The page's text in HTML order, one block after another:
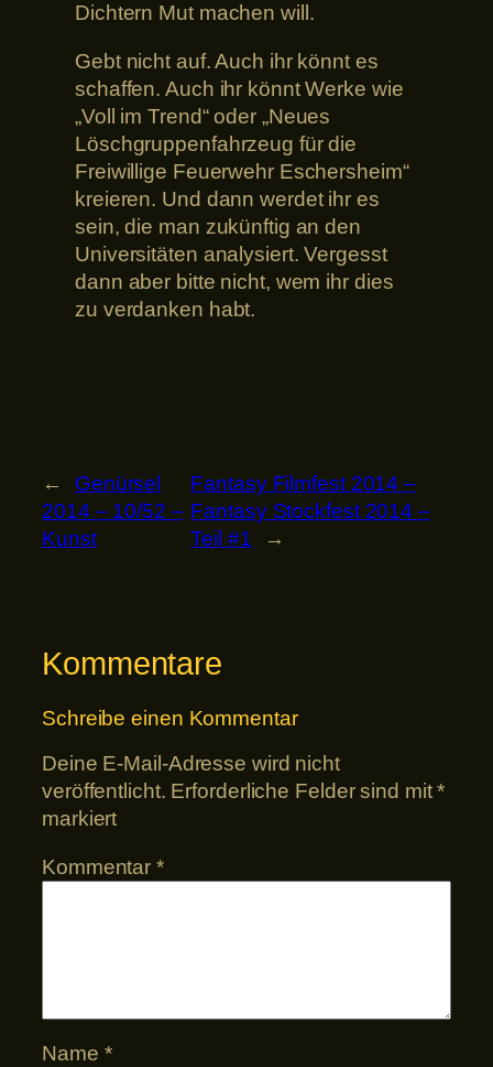
Dichtern Mut machen will.
Gebt nicht auf. Auch ihr könnt es
schaffen. Auch ihr könnt Werke wie
„Voll im Trend“ oder „Neues
Löschgruppenfahrzeug für die
Freiwillige Feuerwehr Eschersheim“
kreieren. Und dann werdet ihr es
sein, die man zukünftig an den
Universitäten analysiert. Vergesst
dann aber bitte nicht, wem ihr dies
zu verdanken habt.
←
Genürsel
2014 – 10/52 –
Kunst
Fantasy Filmfest 2014 –
Fantasy Stockfest 2014 –
Teil #1
→
Kommentare
Schreibe einen Kommentar
Deine E-Mail-Adresse wird nicht
veröffentlicht. Erforderliche Felder sind mit*
markiert
Kommentar*
Name *